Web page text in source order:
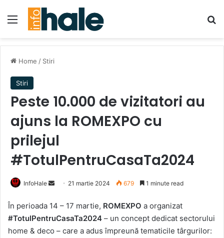
Menu
Home / Stiri
Stiri
Peste 10.000 de vizitatori au
ajuns la ROMEXPO cu
prilejul
#TotulPentruCasaTa2024
InfoHale
Send
email
21 martie 2024 679 1 minute read
În perioada 14 – 17 martie, ROMEXPO a organizat
#TotulPentruCasaTa2024 – un concept dedicat sectorului
home & deco – care a adus împreună tematicile târgurilor: